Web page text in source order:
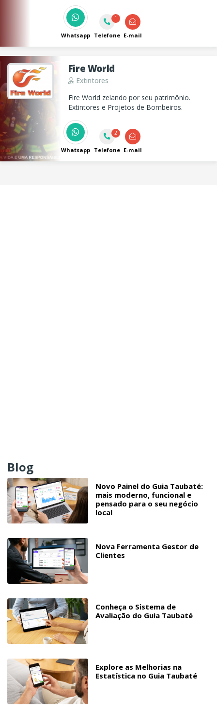
Whatsapp
1
Telefone E-mail
Fire World
Extintores
Fire World zelando por seu patrimônio.
Extintores e Projetos de Bombeiros.
Whatsapp
2
Telefone E-mail
Blog
Novo Painel do Guia Taubaté:
mais moderno, funcional e
pensado para o seu negócio
local
Nova Ferramenta Gestor de
Clientes
Conheça o Sistema de
Avaliação do Guia Taubaté
Explore as Melhorias na
Estatística no Guia Taubaté